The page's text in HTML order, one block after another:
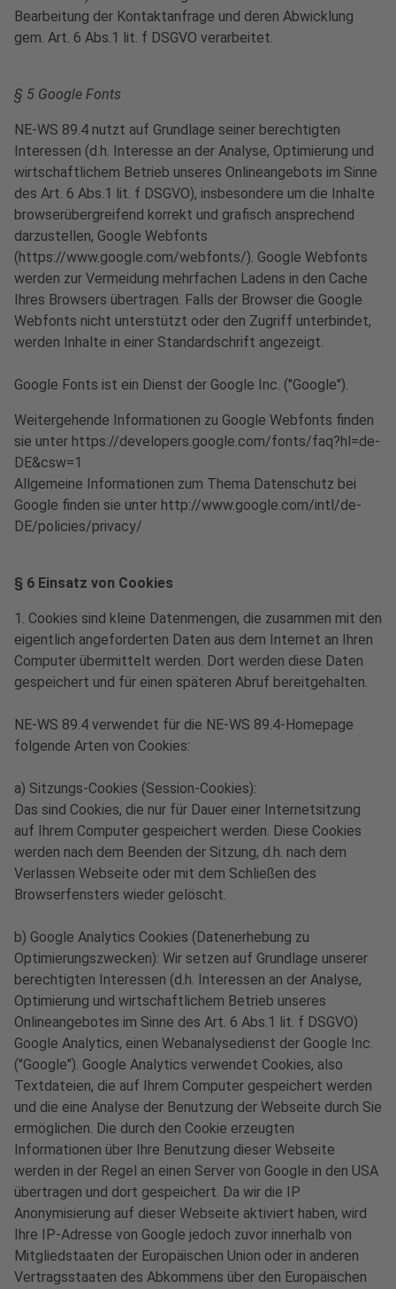
Bearbeitung der Kontaktanfrage und deren Abwicklung
gem. Art. 6 Abs.1 lit. f DSGVO verarbeitet.
§ 5 Google Fonts
NE-WS 89.4 nutzt auf Grundlage seiner berechtigten
Interessen (d.h. Interesse an der Analyse, Optimierung und
wirtschaftlichem Betrieb unseres Onlineangebots im Sinne
des Art. 6 Abs.1 lit. f DSGVO), insbesondere um die Inhalte
browserübergreifend korrekt und grafisch ansprechend
darzustellen, Google Webfonts
(https://www.google.com/webfonts/). Google Webfonts
werden zur Vermeidung mehrfachen Ladens in den Cache
Ihres Browsers übertragen. Falls der Browser die Google
Webfonts nicht unterstützt oder den Zugriff unterbindet,
werden Inhalte in einer Standardschrift angezeigt.
Google Fonts ist ein Dienst der Google Inc. ("Google").
Weitergehende Informationen zu Google Webfonts finden
sie unter https://developers.google.com/fonts/faq?hl=de-
DE&csw=1
Allgemeine Informationen zum Thema Datenschutz bei
Google finden sie unter http://www.google.com/intl/de-
DE/policies/privacy/
§ 6 Einsatz von Cookies
1. Cookies sind kleine Datenmengen, die zusammen mit den
eigentlich angeforderten Daten aus dem Internet an Ihren
Computer übermittelt werden. Dort werden diese Daten
gespeichert und für einen späteren Abruf bereitgehalten.
NE-WS 89.4 verwendet für die NE-WS 89.4-Homepage
folgende Arten von Cookies:
a) Sitzungs-Cookies (Session-Cookies):
Das sind Cookies, die nur für Dauer einer Internetsitzung
auf Ihrem Computer gespeichert werden. Diese Cookies
werden nach dem Beenden der Sitzung, d.h. nach dem
Verlassen Webseite oder mit dem Schließen des
Browserfensters wieder gelöscht.
b) Google Analytics Cookies (Datenerhebung zu
Optimierungszwecken): Wir setzen auf Grundlage unserer
berechtigten Interessen (d.h. Interessen an der Analyse,
Optimierung und wirtschaftlichem Betrieb unseres
Onlineangebotes im Sinne des Art. 6 Abs.1 lit. f DSGVO)
Google Analytics, einen Webanalysedienst der Google Inc.
("Google"). Google Analytics verwendet Cookies, also
Textdateien, die auf Ihrem Computer gespeichert werden
und die eine Analyse der Benutzung der Webseite durch Sie
ermöglichen. Die durch den Cookie erzeugten
Informationen über Ihre Benutzung dieser Webseite
werden in der Regel an einen Server von Google in den USA
übertragen und dort gespeichert. Da wir die IP
Anonymisierung auf dieser Webseite aktiviert haben, wird
Ihre IP-Adresse von Google jedoch zuvor innerhalb von
Mitgliedstaaten der Europäischen Union oder in anderen
Vertragsstaaten des Abkommens über den Europäischen